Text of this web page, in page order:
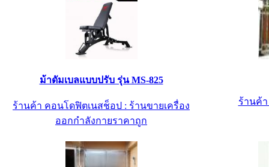
ม้าดัมเบลแบบปรับ รุ่น MS-825
ร้านค้า คอนโดฟิตเนสช็อป : ร้านขายเครื่อง
ออกกำลังกายราคาถูก
ร้านค้